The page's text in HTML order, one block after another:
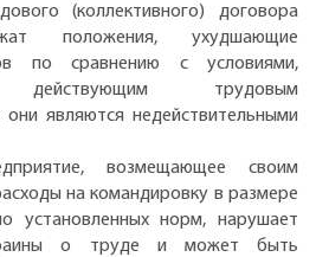
(коллективного) договора
положения, ухудшающие
по сравнению с условиями,
действующим трудовым
они являются недействительными
возмещающее своим
на командировку в размере
установленных норм, нарушает
о труде и может быть